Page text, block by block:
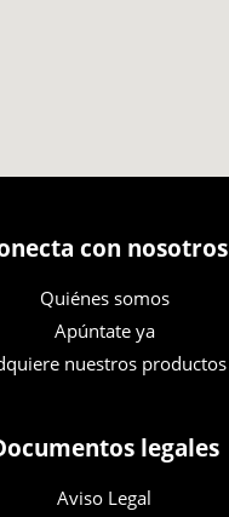
con nosotros
Quiénes somos
Apúntate ya
nuestros productos
legales
Aviso Legal